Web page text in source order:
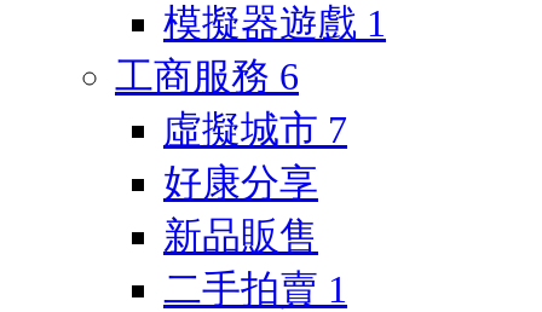
模擬器遊戲 1
工商服務 6
虛擬城市 7
好康分享
新品販售
二手拍賣 1